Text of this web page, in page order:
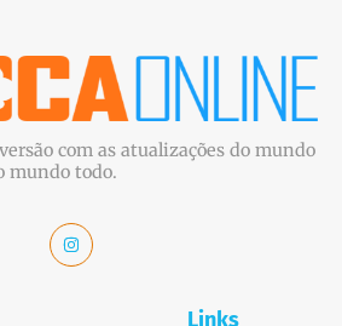
com as atualizações do mundo
mundo todo.
Links